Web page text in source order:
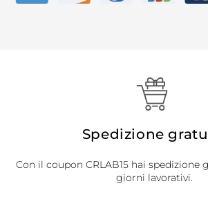
Spedizione
Con il coupon CRLAB15 hai spedizione
giorni lavorativi.